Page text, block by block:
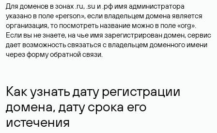
Для доменов в зонах .ru, .su и .рф имя администратора
указано в поле «person», если владельцем домена является
организация, то посмотреть название можно в поле «org».
Если вы не знаете, на чье имя зарегистрирован домен, сервис
дает возможность связаться с владельцем доменного имени
через форму обратной связи.
Как узнать дату регистрации
домена, дату срока его
истечения